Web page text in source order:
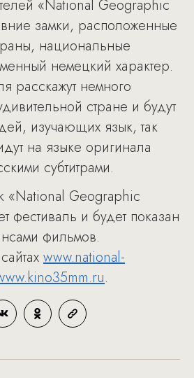
«National Geographic
замки, расположенные
национальные
немецкий характер.
расскажут немного
стране и будут
изучающих язык, так
на языке оригинала
субтитрами.
«National Geographic
фестиваль и будет показан
фильмов.
www.national-
.